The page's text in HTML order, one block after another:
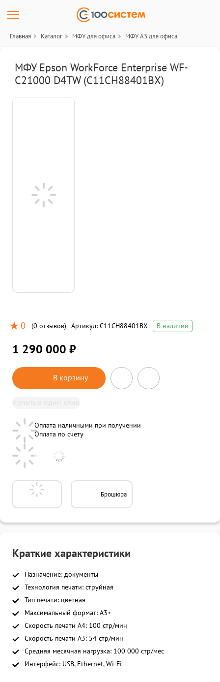
Главная Каталог МФУ для офиса МФУ A3 для офиса
МФУ Epson WorkForce Enterprise WF-
C21000 D4TW (C11CH88401BX)
0 (0 отзывов) Артикул: C11CH88401BX В наличии
1 290 000 ₽
В корзину
Оплата наличными при получении
Оплата по счету
Брошюра
Краткие характеристики
Назначение: документы
Технология печати: струйная
Тип печати: цветная
Максимальный формат: A3+
Скорость печати A4: 100 стр/мин
Скорость печати A3: 54 стр/мин
Средняя месячная нагрузка: 100 000 стр/мес
Интерфейс: USB, Ethernet, Wi-Fi